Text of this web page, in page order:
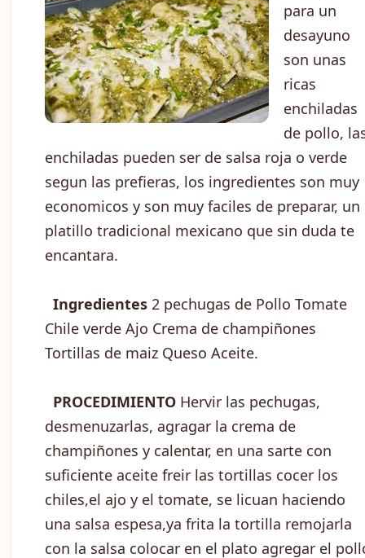
para un
desayuno
son unas
ricas
enchiladas
de pollo,
enchiladas pueden ser de salsa roja o verde
segun las prefieras, los ingredientes son muy
economicos y son muy faciles de preparar, un
platillo tradicional mexicano que sin duda te
encantara.
Ingredientes 2 pechugas de Pollo Tomate
Chile verde Ajo Crema de champiñones
Tortillas de maiz Queso Aceite.
PROCEDIMIENTO Hervir las pechugas,
desmenuzarlas, agragar la crema de
champiñones y calentar, en una sarte con
suficiente aceite freir las tortillas cocer los
chiles,el ajo y el tomate, se licuan haciendo
una salsa espesa,ya frita la tortilla remojarla
con la salsa colocar en el plato agregar el